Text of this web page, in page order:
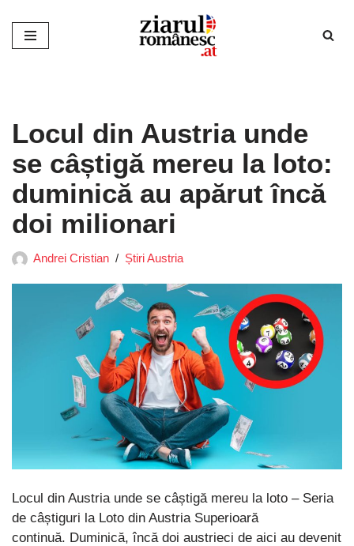
Sari
Locul din Austria unde
se câștigă mereu la loto:
duminică au apărut încă
doi milionari
Andrei Cristian Știri Austria
Locul din Austria unde se câștigă mereu la loto – Seria
de câștiguri la Loto din Austria Superioară
continuă. Duminică, încă doi austrieci de aici au devenit